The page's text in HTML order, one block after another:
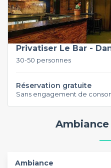
Privatiser Le Bar -
30-50 personnes
Réservation gratuite
Sans engagement de
Ambiance